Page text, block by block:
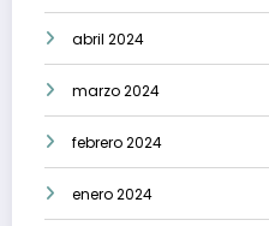
abril 2024
marzo 2024
febrero 2024
enero 2024